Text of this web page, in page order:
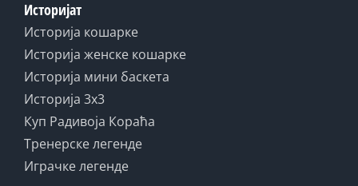
Историјат
Историја кошарке
Историја женске кошарке
Историја мини баскета
Историја 3x3
Куп Радивоја Кораћа
Тренерске легенде
Играчке легенде